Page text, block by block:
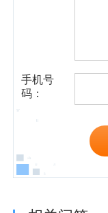
手机号
码：